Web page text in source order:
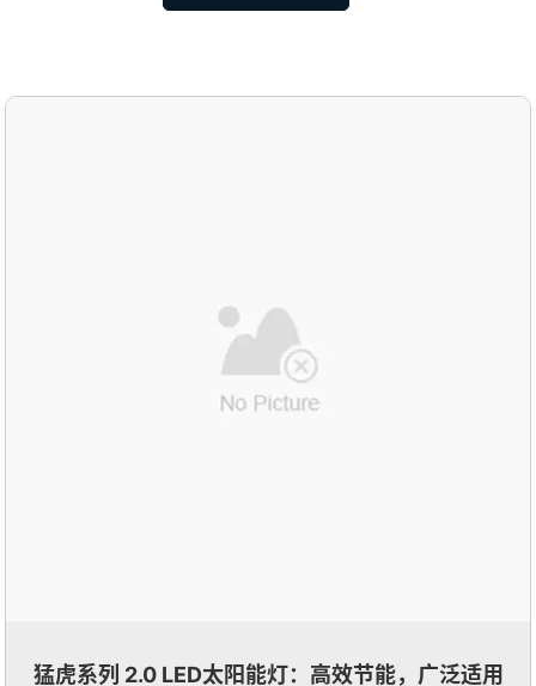
猛虎系列 2.0 LED太阳能灯：高效节能，广泛适用